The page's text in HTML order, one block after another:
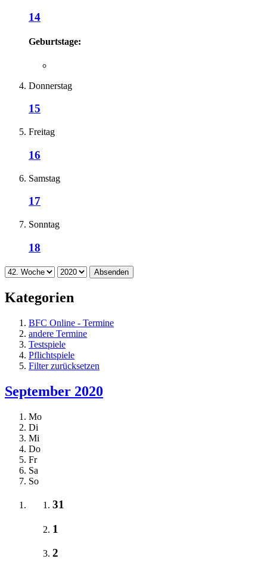
14
Geburtstage:
Donnerstag
15
Freitag
16
Samstag
17
Sonntag
18
Absenden
Kategorien
BFC Online - Termine
andere Termine
Testspiele
Pflichtspiele
Filter zurücksetzen
September 2020
Mo
Di
Mi
Do
Fr
Sa
So
31
1
2